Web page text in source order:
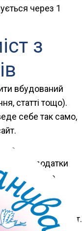
через 1
з
вбудований
статті тощо).
себе так само,
додатки
за вашою
Зокрема
вмістом,
на цей сайт.